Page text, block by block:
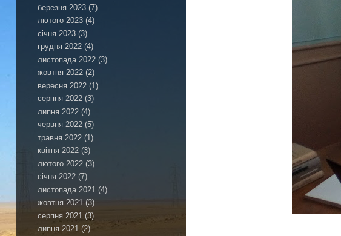
березня 2023 (7)
лютого 2023 (4)
січня 2023 (3)
грудня 2022 (4)
листопада 2022 (3)
жовтня 2022 (2)
вересня 2022 (1)
серпня 2022 (3)
липня 2022 (4)
червня 2022 (5)
травня 2022 (1)
квітня 2022 (3)
лютого 2022 (3)
січня 2022 (7)
листопада 2021 (4)
жовтня 2021 (3)
серпня 2021 (3)
липня 2021 (2)